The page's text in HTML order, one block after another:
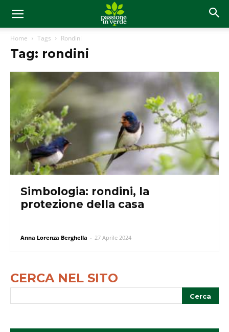
Home Tags Rondini
Tag: rondini
Simbologia: rondini, la
protezione della casa
Anna Lorenza Berghella - 27 Aprile 2024
CERCA NEL SITO